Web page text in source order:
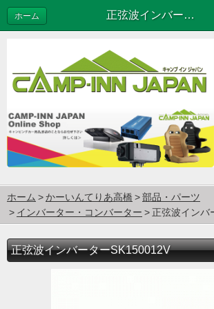
正弦波インバーターSK150012V
ホーム
ホーム かーいんてりあ高橋
部品・パーツ
インバーター・コンバーター
正弦波インバ
正弦波インバーターSK150012V